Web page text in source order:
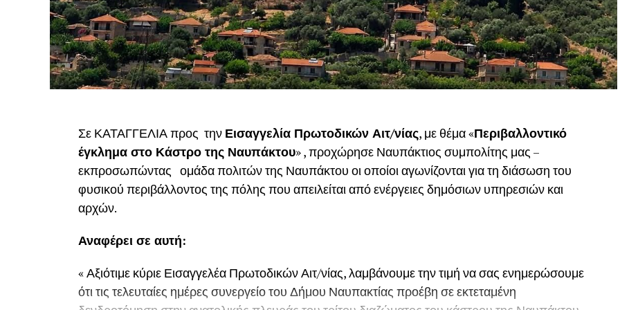
Σε ΚΑΤΑΓΓΕΛΙΑ προς την Εισαγγελία Πρωτοδικών Αιτ/νίας, με θέμα «Περιβαλλοντικό
έγκλημα στο Κάστρο της Ναυπάκτου» , προχώρησε Ναυπάκτιος συμπολίτης μας –
εκπροσωπώντας ομάδα πολιτών της Ναυπάκτου οι οποίοι αγωνίζονται για τη διάσωση του
φυσικού περιβάλλοντος της πόλης που απειλείται από ενέργειες δημόσιων υπηρεσιών και
αρχών.
Αναφέρει σε αυτή:
« Αξιότιμε κύριε Εισαγγελέα Πρωτοδικών Αιτ/νίας, λαμβάνουμε την τιμή να σας ενημερώσουμε
ότι τις τελευταίες ημέρες συνεργείο του Δήμου Ναυπακτίας προέβη σε εκτεταμένη